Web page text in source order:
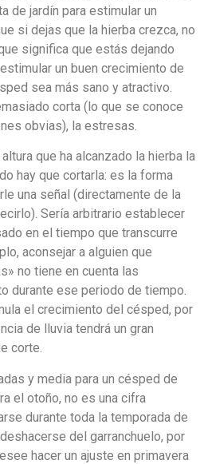
de jardín para estimular un
si dejas que la hierba crezca, no
significa que estás dejando
un buen crecimiento de
sea más sano y atractivo.
corta (lo que se conoce
obvias), la estresas.
que ha alcanzado la hierba la
hay que cortarla: es la forma
una señal (directamente de la
Sería arbitrario establecer
en el tiempo que transcurre
aconsejar a alguien que
no tiene en cuenta las
durante ese periodo de tiempo.
el crecimiento del césped, por
de lluvia tendrá un gran
corte.
y media para un césped de
el otoño, no es una cifra
durante toda la temporada de
del garranchuelo, por
hacer un ajuste en primavera